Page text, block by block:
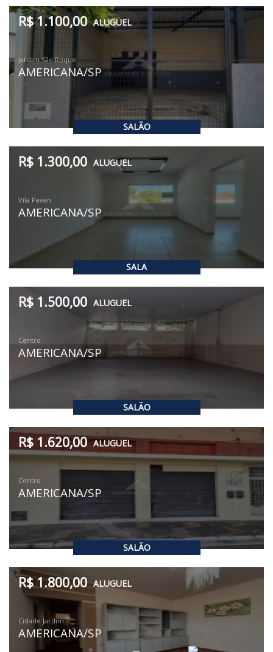
SALÃO
R$ 1.100,00 ALUGUEL
Jardim São Roque
AMERICANA/SP
SALA
R$ 1.300,00 ALUGUEL
Vila Pavan
AMERICANA/SP
SALÃO
R$ 1.500,00 ALUGUEL
Centro
AMERICANA/SP
SALÃO
R$ 1.620,00 ALUGUEL
Centro
AMERICANA/SP
R$ 1.800,00 ALUGUEL
Cidade Jardim
AMERICANA/SP